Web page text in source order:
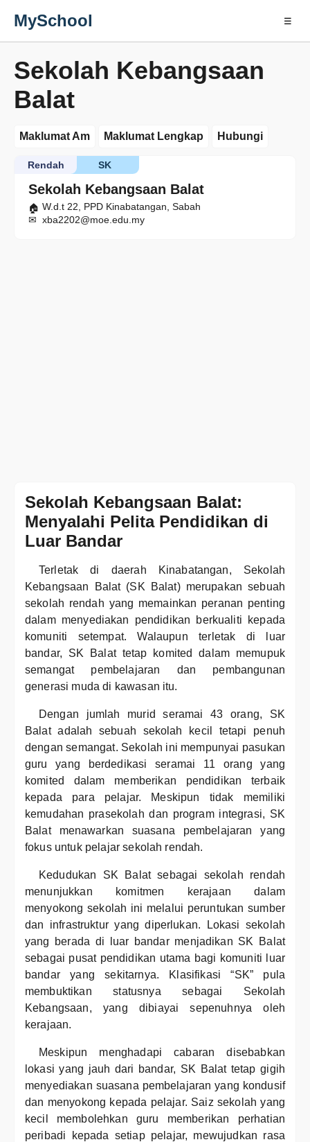
MySchool ☰
Sekolah Kebangsaan
Balat
Maklumat Am Maklumat Lengkap Hubungi
Sekolah Kebangsaan Balat
SK
Rendah
W.d.t 22, PPD Kinabatangan, Sabah
xba2202@moe.edu.my
Sekolah Kebangsaan Balat:
Menyalahi Pelita Pendidikan di
Luar Bandar
Terletak di daerah Kinabatangan, Sekolah
Kebangsaan Balat (SK Balat) merupakan sebuah
sekolah rendah yang memainkan peranan penting
dalam menyediakan pendidikan berkualiti kepada
komuniti setempat. Walaupun terletak di luar
bandar, SK Balat tetap komited dalam memupuk
semangat pembelajaran dan pembangunan
generasi muda di kawasan itu.
Dengan jumlah murid seramai 43 orang, SK
Balat adalah sebuah sekolah kecil tetapi penuh
dengan semangat. Sekolah ini mempunyai pasukan
guru yang berdedikasi seramai 11 orang yang
komited dalam memberikan pendidikan terbaik
kepada para pelajar. Meskipun tidak memiliki
kemudahan prasekolah dan program integrasi, SK
Balat menawarkan suasana pembelajaran yang
fokus untuk pelajar sekolah rendah.
Kedudukan SK Balat sebagai sekolah rendah
menunjukkan komitmen kerajaan dalam
menyokong sekolah ini melalui peruntukan sumber
dan infrastruktur yang diperlukan. Lokasi sekolah
yang berada di luar bandar menjadikan SK Balat
sebagai pusat pendidikan utama bagi komuniti luar
bandar yang sekitarnya. Klasifikasi “SK” pula
membuktikan statusnya sebagai Sekolah
Kebangsaan, yang dibiayai sepenuhnya oleh
kerajaan.
Meskipun menghadapi cabaran disebabkan
lokasi yang jauh dari bandar, SK Balat tetap gigih
menyediakan suasana pembelajaran yang kondusif
dan menyokong kepada pelajar. Saiz sekolah yang
kecil membolehkan guru memberikan perhatian
peribadi kepada setiap pelajar, mewujudkan rasa